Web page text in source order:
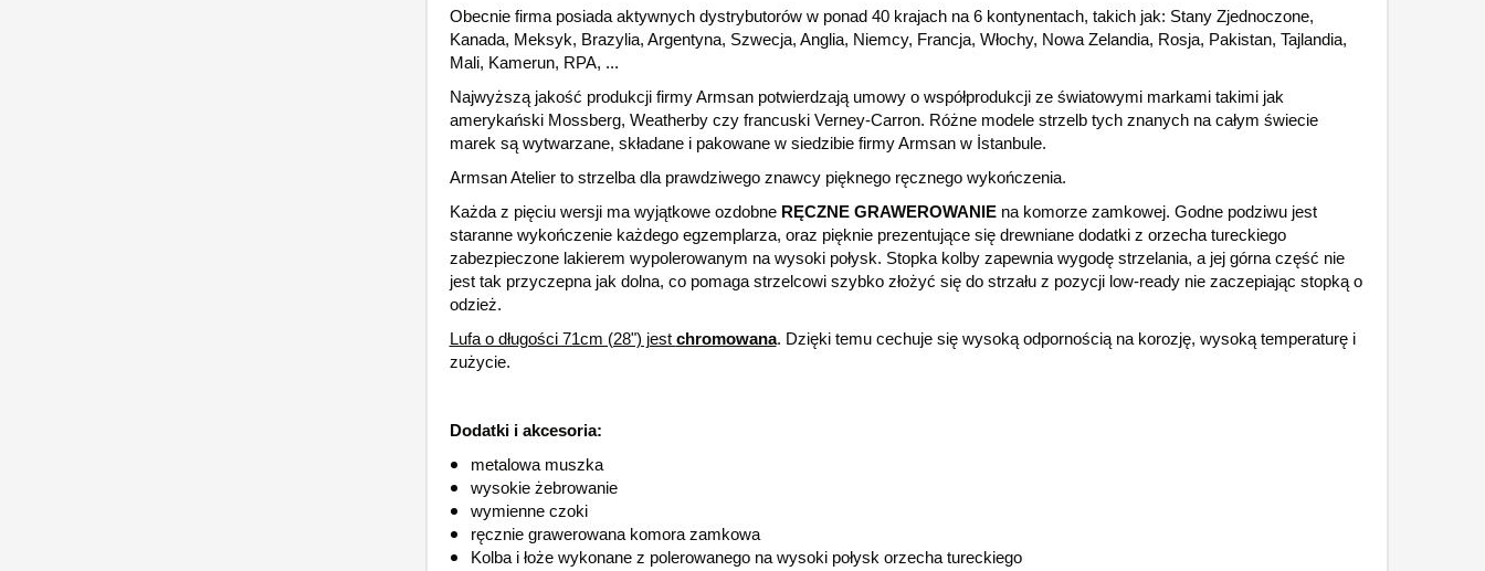
Obecnie firma posiada aktywnych dystrybutorów w ponad 40 krajach na 6 kontynentach, takich jak: Stany Zjednoczone,
Kanada, Meksyk, Brazylia, Argentyna, Szwecja, Anglia, Niemcy, Francja, Włochy, Nowa Zelandia, Rosja, Pakistan, Tajlandia,
Mali, Kamerun, RPA, ...
Najwyższą jakość produkcji firmy Armsan potwierdzają umowy o współprodukcji ze światowymi markami takimi jak
amerykański Mossberg, Weatherby czy francuski Verney-Carron. Różne modele strzelb tych znanych na całym świecie
marek są wytwarzane, składane i pakowane w siedzibie firmy Armsan w İstanbule.
Armsan Atelier to strzelba dla prawdziwego znawcy pięknego ręcznego wykończenia.
Każda z pięciu wersji ma wyjątkowe ozdobne RĘCZNE GRAWEROWANIEna komorze zamkowej. Godne podziwu jest
staranne wykończenie każdego egzemplarza, oraz pięknie prezentujące się drewniane dodatki z orzecha tureckiego
zabezpieczone lakierem wypolerowanym na wysoki połysk. Stopka kolby zapewnia wygodę strzelania, a jej górna część nie
jest tak przyczepna jak dolna, co pomaga strzelcowi szybko złożyć się do strzału z pozycji low-ready nie zaczepiając stopką o
odzież.
Lufa o długości 71cm (28") jest chromowana. Dzięki temu cechuje się wysoką odpornością na korozję, wysoką temperaturę i
zużycie.
Dodatki i akcesoria:
metalowa muszka
wysokie żebrowanie
wymienne czoki
ręcznie grawerowana komora zamkowa
Kolba i łoże wykonane z polerowanego na wysoki połysk orzecha tureckiego